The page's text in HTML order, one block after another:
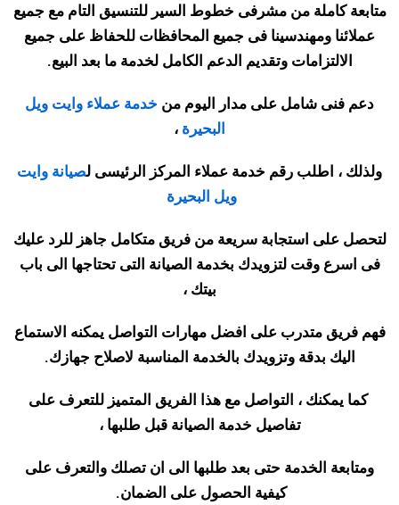
متابعة كاملة من مشرفى خطوط السير للتنسيق التام مع جميع
عملائنا ومهندسينا فى جميع المحافظات للحفاظ على جميع
الالتزامات وتقديم الدعم الكامل لخدمة ما بعد البيع.
دعم فنى شامل على مدار اليوم من خدمة عملاء وايت ويل
البحيرة ،
ولذلك ، اطلب رقم خدمة عملاء المركز الرئيسى لصيانة وايت
ويل البحيرة
لتحصل على استجابة سريعة من فريق متكامل جاهز للرد عليك
فى اسرع وقت لتزويدك بخدمة الصيانة التى تحتاجها الى باب
بيتك ،
فهم فريق متدرب على افضل مهارات التواصل يمكنه الاستماع
اليك بدقة وتزويدك بالخدمة المناسبة لاصلاح جهازك.
كما يمكنك ، التواصل مع هذا الفريق المتميز للتعرف على
تفاصيل خدمة الصيانة قبل طلبها ،
ومتابعة الخدمة حتى بعد طلبها الى ان تصلك والتعرف على
كيفية الحصول على الضمان.